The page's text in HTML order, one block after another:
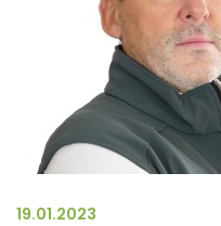
19.01.2023